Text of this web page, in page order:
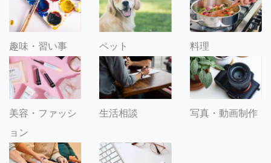
趣味・習い事 ペット 料理
美容・ファッシ
ョン
生活相談 写真・動画制作